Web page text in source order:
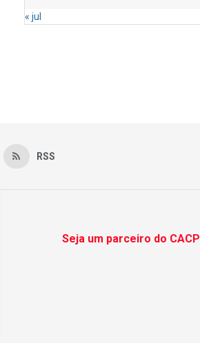
« jul
RSS
Seja um parceiro do CACP